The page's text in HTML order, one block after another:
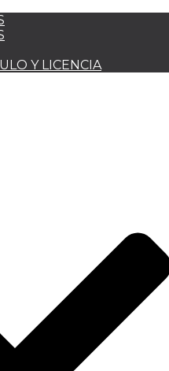
Y LICENCIA